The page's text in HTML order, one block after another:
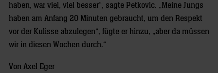
haben, war viel, viel besser“, sagte Petkovic. „Meine Jungs
haben am Anfang 20 Minuten gebraucht, um den Respekt
vor der Kulisse abzulegen“, fügte er hinzu, „aber da müssen
wir in diesen Wochen durch.“
Von Axel Eger